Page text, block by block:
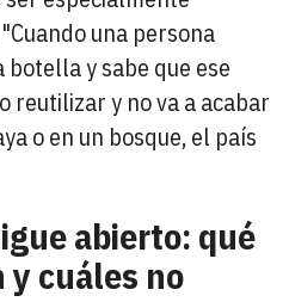
una persona
y sabe que ese
reutilizar y no va a acabar
o en un bosque, el país
abierto: qué
y cuáles no